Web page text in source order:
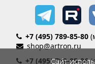
+7 (495) 789-85-80
shop@artron.ru
+7 (495) 789-85-86
Сайт